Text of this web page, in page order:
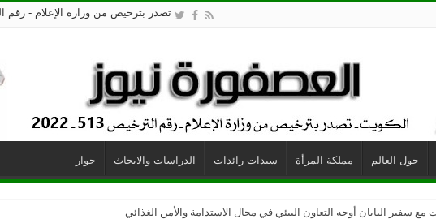
تصدر بترخيص من وزارة الإعلام - رقم الترخيص
حول العالم مملكة المرأة سيدات رائدات الدراسات والابحاث حوار
مع سفير اليابان أوجه التعاون البيئي في مجال الاستدامة والأمن الغذائي